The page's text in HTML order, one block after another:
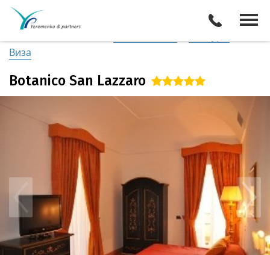
Италия
Виза
Botanico San Lazzaro